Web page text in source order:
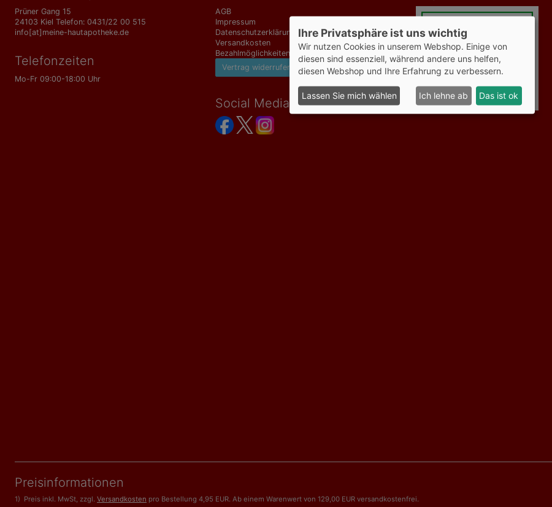
Prüner Gang 15
24103 Kiel Telefon: 0431/22 00 515
info[at]meine-hautapotheke.de
Telefonzeiten
Mo-Fr 09:00-18:00 Uhr
AGB
Impressum
Datenschutzerklärung
Versandkosten
Bezahlmöglichkeiten
Vertrag widerrufen
Social Media
Preisinformationen
1) Preis inkl. MwSt, zzgl. Versandkosten pro Bestellung 4,95 EUR. Ab einem Warenwert von 129,00 EUR versandkostenfrei.
Ihre Privatsphäre ist uns wichtig
Wir nutzen Cookies in unserem Webshop. Einige von
diesen sind essenziell, während andere uns helfen,
diesen Webshop und Ihre Erfahrung zu verbessern.
Lassen Sie mich wählen Ich lehne ab Das ist ok